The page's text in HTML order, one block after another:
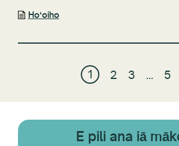
Hoʻoiho
1 2 3 … 5
E pili ana iā